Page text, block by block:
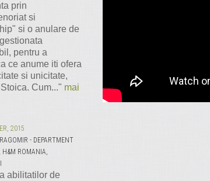
prin
si
si o anulare de
pentru a
ce anume iti ofera
si unicitate,
Cum..." mai
2015
- DEPARTMENT
H&M ROMANIA,
abilitatilor de